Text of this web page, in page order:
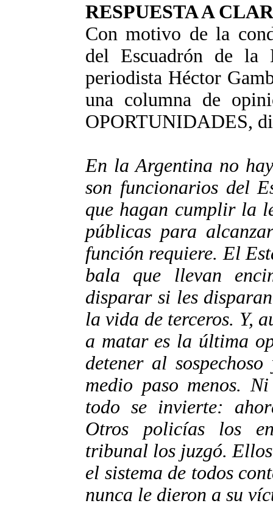
RESPUESTA A
Con motivo de la
del Escuadrón de la
periodista Héctor
una columna de
OPORTUNIDADES,
En la Argentina no
son funcionarios del
que hagan cumplir la
públicas para
función requiere. El
bala que llevan
disparar si les
la vida de terceros. Y,
a matar es la última
detener al
medio paso menos.
todo se invierte:
Otros policías los
tribunal los juzgó.
el sistema de todos
nunca le dieron a su